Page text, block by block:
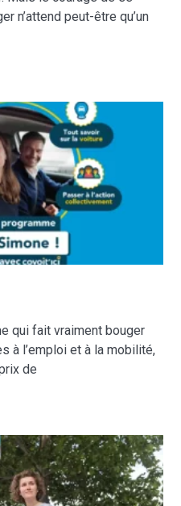
n’attend peut-être qu’un
qui fait vraiment bouger
à l’emploi et à la mobilité,
de